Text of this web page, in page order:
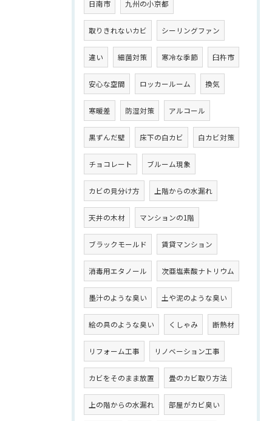
日南市 九州の小京都
取りきれないカビ シーリングファン
違い 細菌対策 寒冷な季節 臼杵市
安心な空間 ロッカールーム 換気
寒暖差 防湿対策 アルコール
黒ずんだ壁 床下の白カビ 白カビ対策
チョコレート ブルーム現象
カビの見分け方 上階からの水漏れ
天井の木材 マンションの1階
ブラックモールド 賃貸マンション
消毒用エタノール 次亜塩素酸ナトリウム
墨汁のような臭い 土や泥のような臭い
絵の具のような臭い くしゃみ 断熱材
リフォーム工事 リノベーション工事
カビをそのまま放置 畳のカビ取り方法
上の階からの水漏れ 部屋がカビ臭い